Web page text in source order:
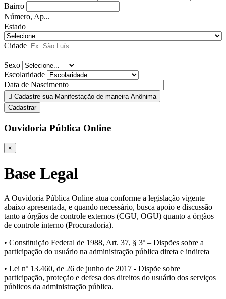
Bairro
Número, Ap...
Estado
Cidade
Sexo
Escolaridade
Data de Nascimento
Cadastre sua Manifestação de maneira Anônima
Cadastrar
Ouvidoria Pública Online
×
Base Legal
A Ouvidoria Pública Online atua conforme a legislação vigente
abaixo apresentada, e quando necessário, busca apoio e discussão
tanto a órgãos de controle externos (CGU, OGU) quanto a órgãos
de controle interno (Procuradoria).
• Constituição Federal de 1988, Art. 37, § 3º – Dispões sobre a
participação do usuário na administração pública direta e indireta
• Lei nº 13.460, de 26 de junho de 2017 - Dispõe sobre
participação, proteção e defesa dos direitos do usuário dos serviços
públicos da administração pública.